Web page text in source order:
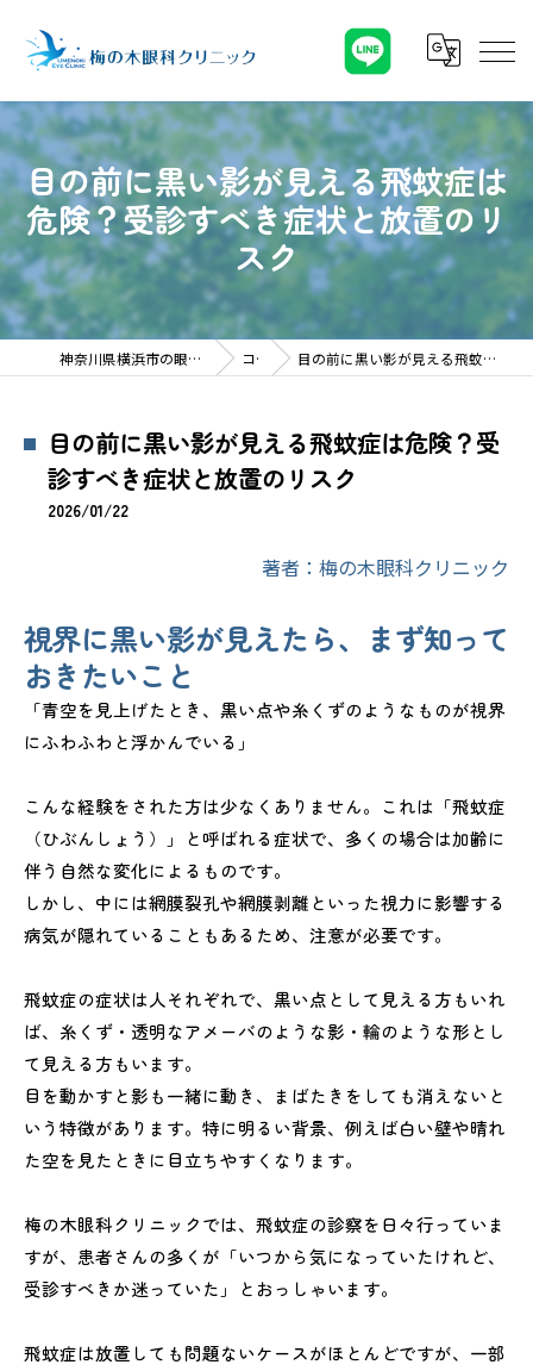
目の前に黒い影が見える飛蚊症は
危険？受診すべき症状と放置のリ
スク
神奈川県横浜市の眼科なら梅の木眼科クリニック コラム 目の前に黒い影が見える飛蚊症は危険？受診すべき症状と放置のリスク
目の前に黒い影が見える飛蚊症は危険？受
診すべき症状と放置のリスク
2026/01/22
著者：梅の木眼科クリニック
視界に黒い影が見えたら、まず知って
おきたいこと
「青空を見上げたとき、黒い点や糸くずのようなものが視界
にふわふわと浮かんでいる」
こんな経験をされた方は少なくありません。これは「飛蚊症
（ひぶんしょう）」と呼ばれる症状で、多くの場合は加齢に
伴う自然な変化によるものです。
しかし、中には網膜裂孔や網膜剥離といった視力に影響する
病気が隠れていることもあるため、注意が必要です。
飛蚊症の症状は人それぞれで、黒い点として見える方もいれ
ば、糸くず・透明なアメーバのような影・輪のような形とし
て見える方もいます。
目を動かすと影も一緒に動き、まばたきをしても消えないと
いう特徴があります。特に明るい背景、例えば白い壁や晴れ
た空を見たときに目立ちやすくなります。
梅の木眼科クリニックでは、飛蚊症の診察を日々行っていま
すが、患者さんの多くが「いつから気になっていたけれど、
受診すべきか迷っていた」とおっしゃいます。
飛蚊症は放置しても問題ないケースがほとんどですが、一部